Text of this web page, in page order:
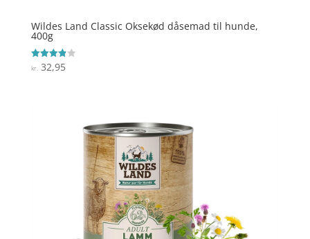
Wildes Land Classic Oksekød dåsemad til hunde,
400g
Vurderet
3.9
kr.32,95